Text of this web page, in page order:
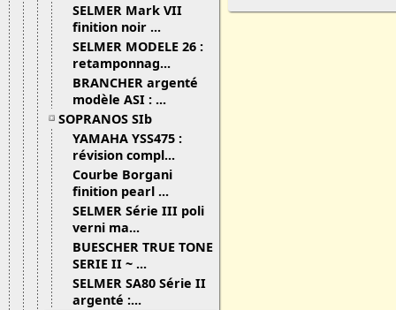
SELMER Mark VII
finition noir ...
SELMER MODELE 26 :
retamponnag...
BRANCHER argenté
modèle ASI : ...
SOPRANOS SIb
YAMAHA YSS475 :
révision compl...
Courbe Borgani
finition pearl ...
SELMER Série III poli
verni ma...
BUESCHER TRUE TONE
SERIE II ~ ...
SELMER SA80 Série II
argenté :...